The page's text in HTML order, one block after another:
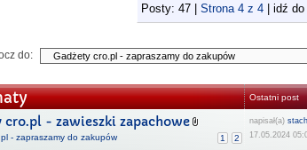
Posty: 47 | Strona 4z 4| idź do
do:
Ostatni post
cro.pl - zawieszki zapachowe
1 2
- zapraszamy do zakupów
napisał(a)
17.05.2024